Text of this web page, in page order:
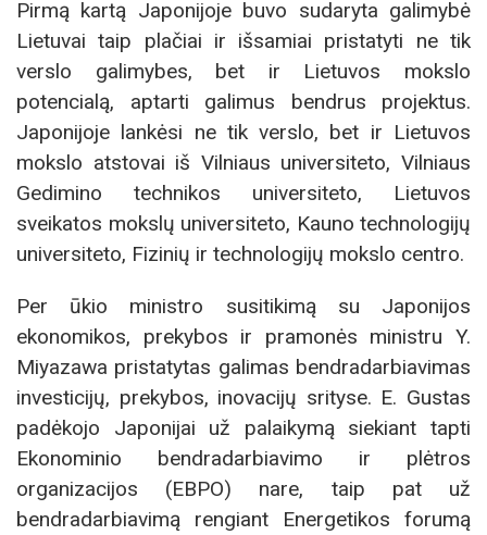
Pirmą kartą Japonijoje buvo sudaryta galimybė
Lietuvai taip plačiai ir išsamiai pristatyti ne tik
verslo galimybes, bet ir Lietuvos mokslo
potencialą, aptarti galimus bendrus projektus.
Japonijoje lankėsi ne tik verslo, bet ir Lietuvos
mokslo atstovai iš Vilniaus universiteto, Vilniaus
Gedimino technikos universiteto, Lietuvos
sveikatos mokslų universiteto, Kauno technologijų
universiteto, Fizinių ir technologijų mokslo centro.
Per ūkio ministro susitikimą su Japonijos
ekonomikos, prekybos ir pramonės ministru Y.
Miyazawa pristatytas galimas bendradarbiavimas
investicijų, prekybos, inovacijų srityse. E. Gustas
padėkojo Japonijai už palaikymą siekiant tapti
Ekonominio bendradarbiavimo ir plėtros
organizacijos (EBPO) nare, taip pat už
bendradarbiavimą rengiant Energetikos forumą